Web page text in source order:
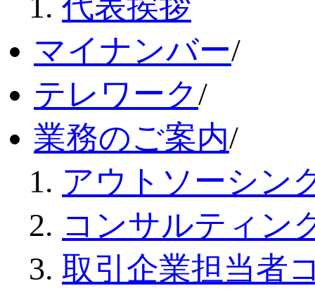
マイナンバー/
テレワーク/
業務のご案内/
アウトソーシン
コンサルティン
取引企業担当者